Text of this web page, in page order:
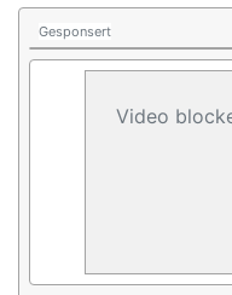
Gesponsert
Video